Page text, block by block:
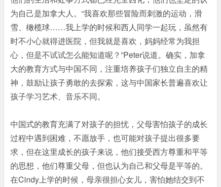
为自己是加拿大人。“我喜欢那些冒险而刺激的运动，滑
雪、橄榄球……我上学的时候和西人同学一起玩，虽然有
时不小心就得进医院，但我就是喜欢，妈妈经常为我担
心，但是不试试怎么能知道呢？”Peter说道。确实，加拿
大的教育方式与中国不同，注重培养孩子们独立自主的精
神，鼓励让孩子勇敢的去探索，这与中国家长普遍喜欢让
孩子学习艺术、音乐不同。
中国式的教育充满了对孩子的担忧，父母害怕孩子的成长
过程中遇到困难，不愿放手，也可能对孩子提出很多要
求，但在这里成长的孩子来说，他们接受西方尊重和平等
的思想，他们尊重父母，但也认为自己和父母是平等的。
在Cindy上学的时候，母亲很担心女儿，害怕她结交到不